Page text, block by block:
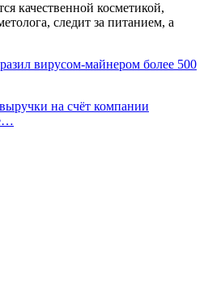
качественной косметикой,
следит за питанием, а
вирусом-майнером более 500
на счёт компании